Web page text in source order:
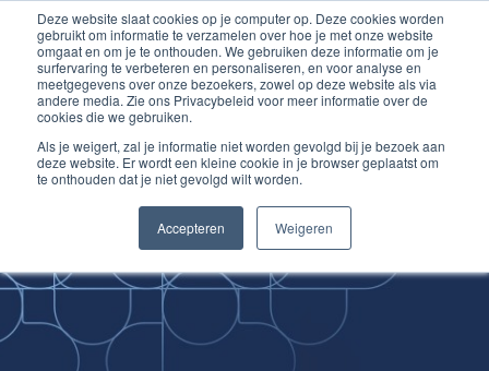
Deze website slaat cookies op je computer op. Deze cookies worden
gebruikt om informatie te verzamelen over hoe je met onze website
omgaat en om je te onthouden. We gebruiken deze informatie om je
surfervaring te verbeteren en personaliseren, en voor analyse en
meetgegevens over onze bezoekers, zowel op deze website als via
andere media. Zie ons Privacybeleid voor meer informatie over de
cookies die we gebruiken.
Als je weigert, zal je informatie niet worden gevolgd bij je bezoek aan
deze website. Er wordt een kleine cookie in je browser geplaatst om
te onthouden dat je niet gevolgd wilt worden.
Accepteren Weigeren
Inloggen account
Ga
naar
de
inhoud
Improving
Medical Skills